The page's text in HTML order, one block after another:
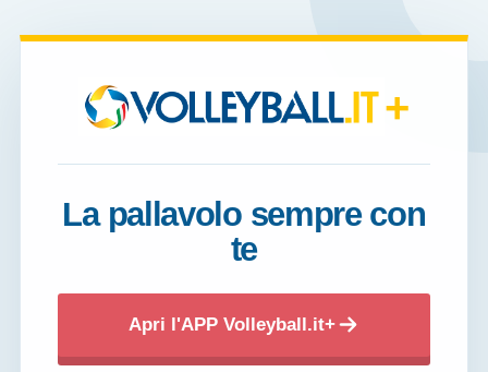
+
La pallavolo sempre con
te
Apri l'APP Volleyball.it+